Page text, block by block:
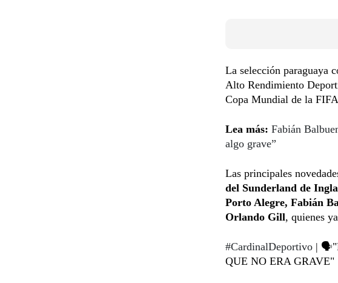
La selección paraguaya
Alto Rendimiento
Copa Mundial de la
Lea más: Fabián
algo grave”
Las principales
del Sunderland de
Porto Alegre, Fabián
Orlando Gill, quienes
#CardinalDeportivo |
QUE NO ERA GRAVE"